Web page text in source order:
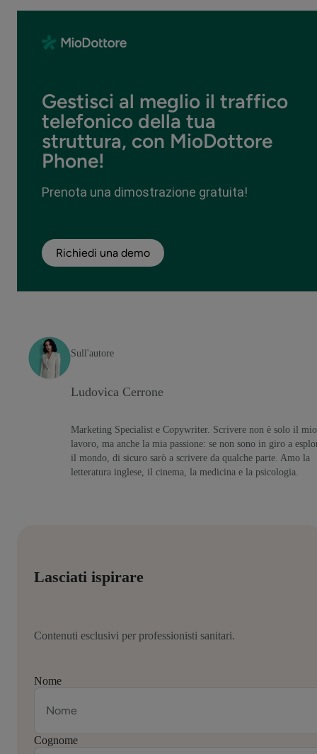
Gestisci al meglio il traffico
telefonico della tua
struttura, con MioDottore
Phone!
Prenota una dimostrazione gratuita!
Richiedi una demo
Sull'autore
Ludovica Cerrone
Marketing Specialist e Copywriter. Scrivere non è solo il mio
lavoro, ma anche la mia passione: se non sono in giro a
il mondo, di sicuro sarò a scrivere da qualche parte. Amo la
letteratura inglese, il cinema, la medicina e la psicologia.
Lasciati ispirare
Contenuti esclusivi per professionisti sanitari.
Nome
Cognome